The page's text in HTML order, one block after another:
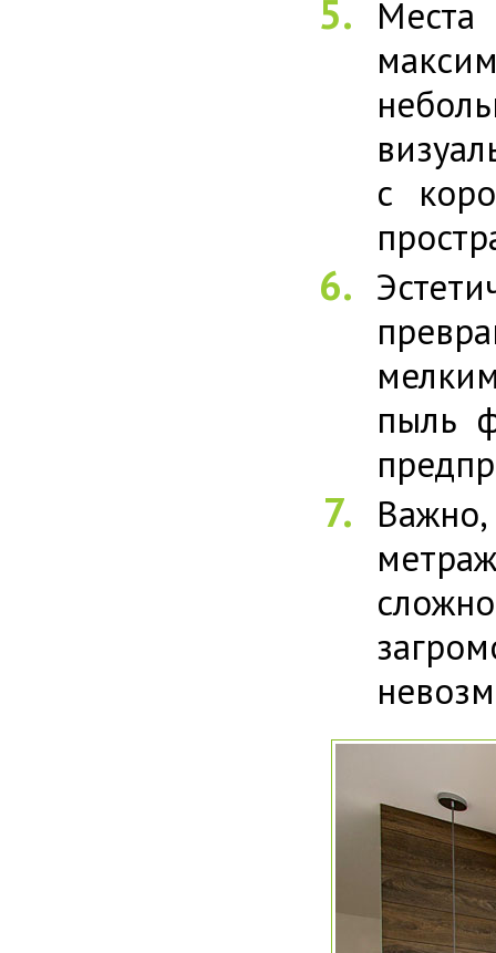
с
пыль